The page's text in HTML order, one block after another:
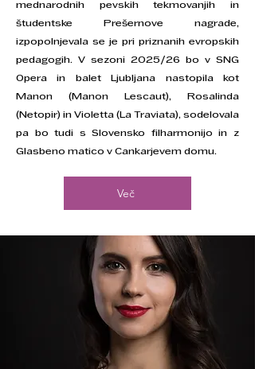
mednarodnih pevskih tekmovanjih in
študentske Prešernove nagrade,
izpopolnjevala se je pri priznanih evropskih
pedagogih. V sezoni 2025/26 bo v SNG
Opera in balet Ljubljana nastopila kot
Manon (Manon Lescaut), Rosalinda
(Netopir) in Violetta (La Traviata), sodelovala
pa bo tudi s Slovensko filharmonijo in z
Glasbeno matico v Cankarjevem domu.
Več